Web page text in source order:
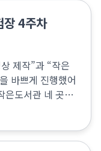
4주차
제작”과 “작은
바쁘게 진행했어
도서관 네 곳을